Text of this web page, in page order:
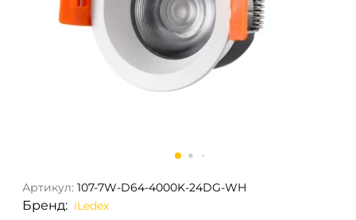
Артикул: 107-7W-D64-4000K-24DG-WH
Бренд: iLedex